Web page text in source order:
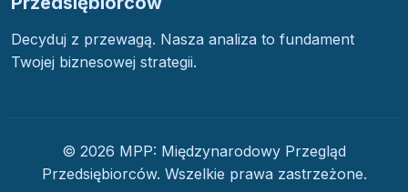
Decyduj z przewagą. Nasza analiza to fundament
Twojej biznesowej strategii.
© 2026 MPP: Międzynarodowy Przegląd
Przedsiębiorców. Wszelkie prawa zastrzeżone.